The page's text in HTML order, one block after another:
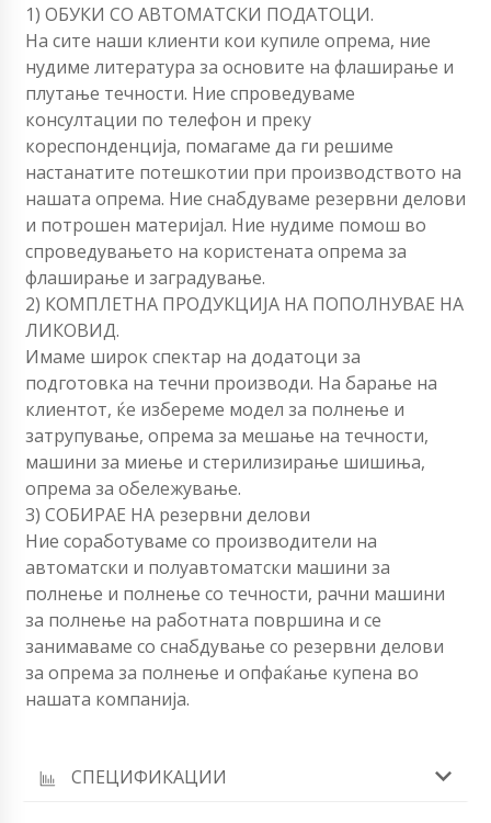
1) ОБУКИ СО АВТОМАТСКИ ПОДАТОЦИ.
На сите наши клиенти кои купиле опрема, ние
нудиме литература за основите на флаширање и
плутање течности. Ние спроведуваме
консултации по телефон и преку
кореспонденција, помагаме да ги решиме
настанатите потешкотии при производството на
нашата опрема. Ние снабдуваме резервни делови
и потрошен материјал. Ние нудиме помош во
спроведувањето на користената опрема за
флаширање и заградување.
2) КОМПЛЕТНА ПРОДУКЦИЈА НА ПОПОЛНУВАЕ НА
ЛИКОВИД.
Имаме широк спектар на додатоци за
подготовка на течни производи. На барање на
клиентот, ќе избереме модел за полнење и
затрупување, опрема за мешање на течности,
машини за миење и стерилизирање шишиња,
опрема за обележување.
3) СОБИРАЕ НА резервни делови
Ние соработуваме со производители на
автоматски и полуавтоматски машини за
полнење и полнење со течности, рачни машини
за полнење на работната површина и се
занимаваме со снабдување со резервни делови
за опрема за полнење и опфаќање купена во
нашата компанија.
СПЕЦИФИКАЦИИ